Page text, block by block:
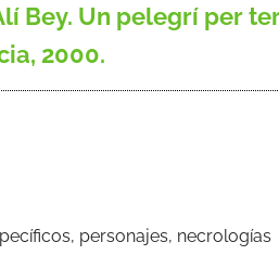
Bey. Un pelegrí per
2000.
personajes, necrologías